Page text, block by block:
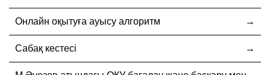
Онлайн оқытуға ауысу алгоритм
Сабақ кестесі